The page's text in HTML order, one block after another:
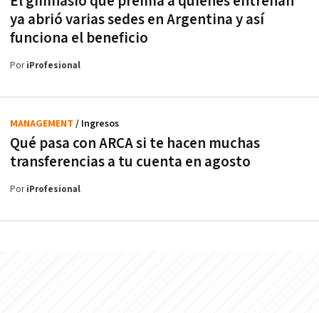
ya abrió varias sedes en Argentina y así
funciona el beneficio
PoriProfesional
Qué pasa con ARCA si te hacen muchas
transferencias a tu cuenta en agosto
MANAGEMENT / Ingresos
PoriProfesional